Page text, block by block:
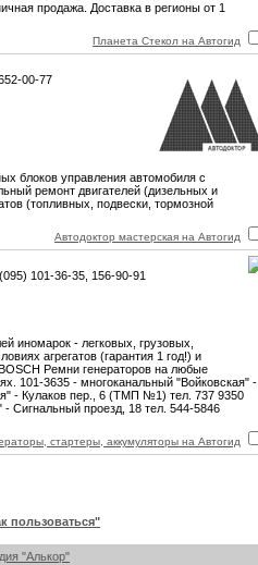
продажа. Доставка в регионы от 1
Планета Стекол на Автогид
00-77
блоков управления автомобиля с
ремонт двигателей (дизельных и
(топливных, подвески, тормозной
Автодоктор мастерская на Автогид
101-36-35, 156-90-91
иномарок - легковых, грузовых,
агрегатов (гарантия 1 год!) и
Ремни генераторов на любые
101-3635 - многоканальный "Войковская" -
- Кулаков пер., 6 (ТМП №1) тел. 737 9350
Сигнальный проезд, 18 тел. 544-5846
стартеры, аккумуляторы на Автогид
пользоваться"
"Алькор"